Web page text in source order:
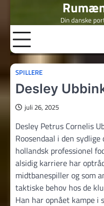
content
Din danske
SPILLERE
Desley
juli 26, 2025
Desley Petrus Cornelis
Roosendaal i den
hollandsk professionel
alsidig karriere har
midtbanespiller og som
taktiske behov hos de
Han har opnået kampe i